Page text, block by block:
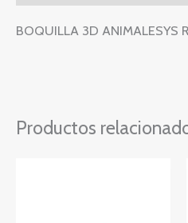
BOQUILLA 3D ANIMALESYS
Productos